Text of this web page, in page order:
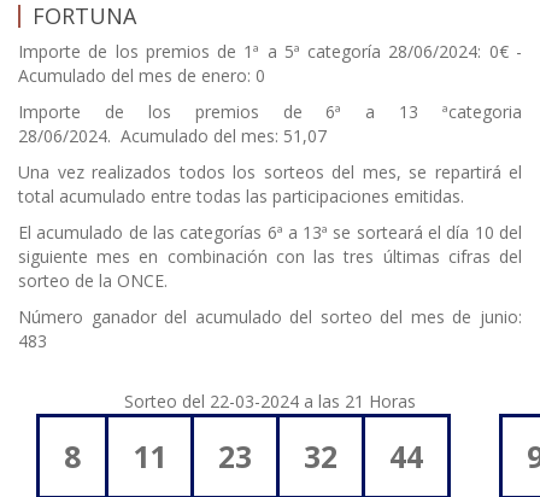
FORTUNA
Importe de los premios de 1ª a 5ª categoría 28/06/2024: 0€ -
Acumulado del mes de enero: 0
Importe de los premios de 6ª a 13 ªcategoria
28/06/2024. Acumulado del mes: 51,07
Una vez realizados todos los sorteos del mes, se repartirá el
total acumulado entre todas las participaciones emitidas.
El acumulado de las categorías 6ª a 13ª se sorteará el día 10 del
siguiente mes en combinación con las tres últimas cifras del
sorteo de la ONCE.
Número ganador del acumulado del sorteo del mes de junio:
483
Sorteo del 22-03-2024 a las 21 Horas
8 11 23 32 44